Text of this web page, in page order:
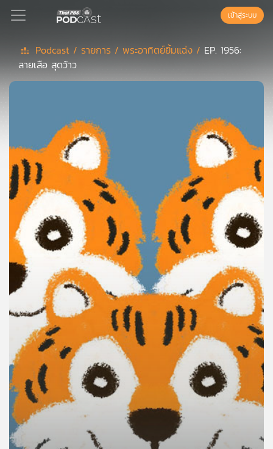
Podcast
สต์
แนะนำ
เพล
ลิ
สต์
ของ
คุณ
บทความ
ข่าว
และ
กิจกรรม
เข้าสู่ระบบ
Podcast / รายการ /พระอาทิตย์ยิ้มแฉ่ง / EP. 1956:
ลายเสือ สุดว้าว